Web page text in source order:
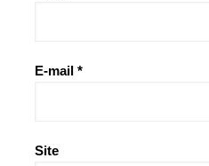
E-mail *
Site